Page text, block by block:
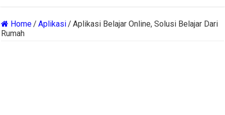
Home/ Aplikasi/ Aplikasi Belajar Online, Solusi Belajar Dari
Rumah